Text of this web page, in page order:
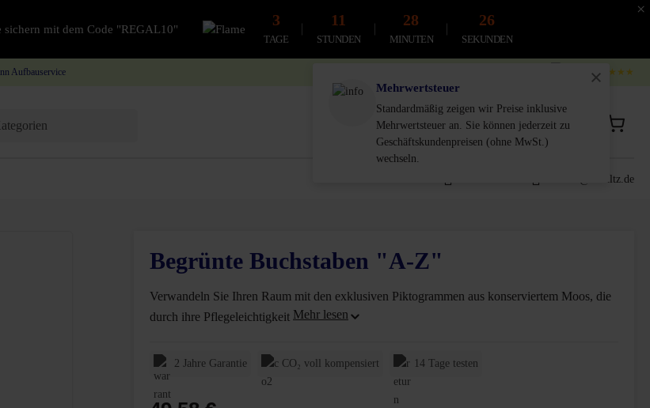
×
mit dem Code "REGAL10"
3
TAGE
11
STUNDEN
28
MINUTEN
25
SEKUNDEN
Aufbauservice ★★★★★
Privatkunde
inkl. MwSt.
Geschäftskunde
Exkl. MwSt.
service@schultz.de
Begrünte Buchstaben "A-Z"
Verwandeln Sie Ihren Raum mit den exklusiven Piktogrammen aus konserviertem Moos, die
durch ihre Pflegeleichtigkeit
2 Jahre Garantie CO₂ voll kompensiert 14 Tage testen
Mehrwertsteuer
Standardmäßig zeigen wir Preise inklusive
Mehrwertsteuer an. Sie können jederzeit zu
Geschäftskundenpreisen (ohne MwSt.)
wechseln.